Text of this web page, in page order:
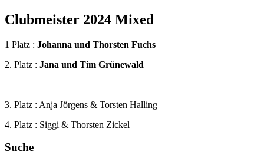
Clubmeister 2024 Mixed
1 Platz : Johanna und Thorsten Fuchs
2. Platz : Jana und Tim Grünewald
3. Platz : Anja Jörgens & Torsten Halling
4. Platz : Siggi & Thorsten Zickel
Suche